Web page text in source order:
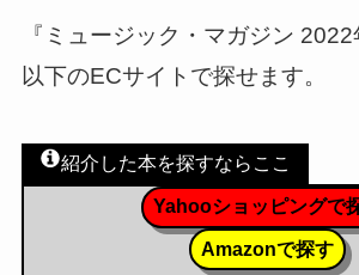
『ミュージック・マガジン 2022
以下のECサイトで探せます。
紹介した本を探すならここ
Yahooショッピングで
Amazonで探す